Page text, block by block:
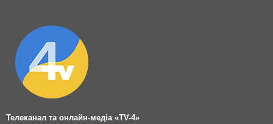
Телеканал та онлайн-медіа «TV-4»